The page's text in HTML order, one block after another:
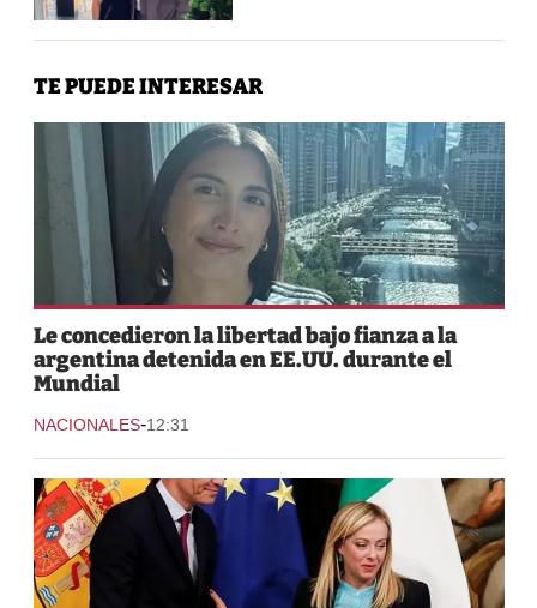
TE PUEDE INTERESAR
Le concedieron la libertad bajo fianza a la
argentina detenida en EE.UU. durante el
Mundial
NACIONALES-12:31